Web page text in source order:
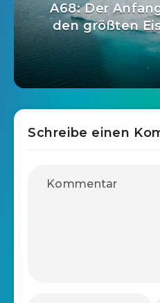
A68: Der
den größten
Schreibe einen